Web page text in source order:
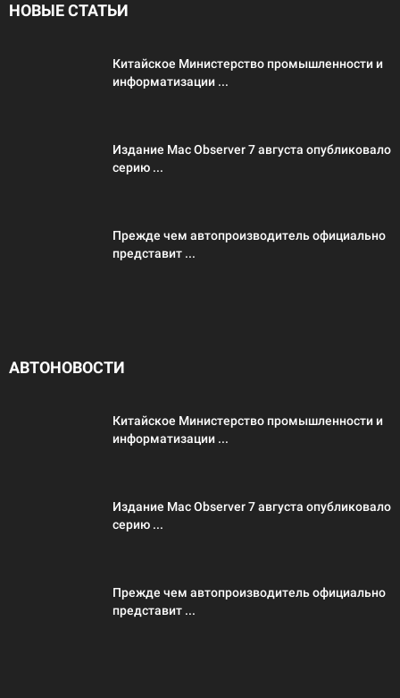
НОВЫЕ СТАТЬИ
Китайское Министерство промышленности и
информатизации ...
Издание Mac Observer 7 августа опубликовало
серию ...
Прежде чем автопроизводитель официально
представит ...
АВТОНОВОСТИ
Китайское Министерство промышленности и
информатизации ...
Издание Mac Observer 7 августа опубликовало
серию ...
Прежде чем автопроизводитель официально
представит ...